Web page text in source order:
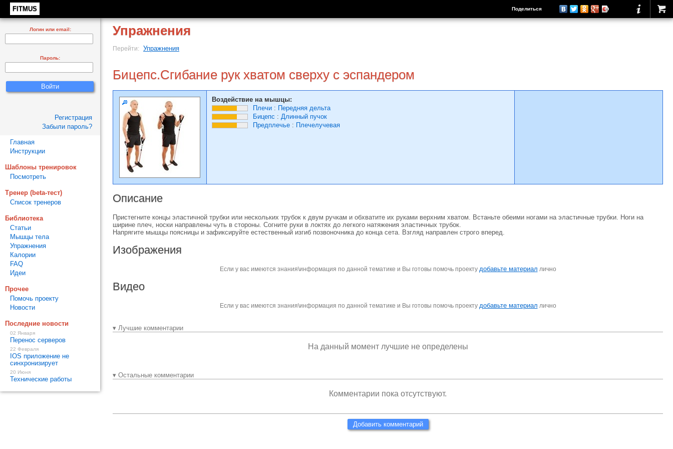
FITMUS Поделиться
Упражнения
Перейти: Упражнения
Бицепс.Сгибание рук хватом сверху с эспандером
Воздействие на мышцы:
Плечи : Передняя дельта
Бицепс : Длинный пучок
Предплечье : Плечелучевая
Описание
Пристегните концы эластичной трубки или нескольких трубок к двум ручкам и обхватите их руками верхним хватом. Встаньте обеими ногами на эластичные трубки. Ноги на
ширине плеч, носки направлены чуть в стороны. Согните руки в локтях до легкого натяжения эластичных трубок.
Напрягите мышцы поясницы и зафиксируйте естественный изгиб позвоночника до конца сета. Взгляд направлен строго вперед.
Изображения
Если у вас имеются знания\информация по данной тематике и Вы готовы помочь проекту добавьте материал лично
Видео
Если у вас имеются знания\информация по данной тематике и Вы готовы помочь проекту добавьте материал лично
▾ Лучшие комментарии
На данный момент лучшие не определены
▾ Остальные комментарии
Комментарии пока отсутствуют.
Добавить комментарий
Логин или email:
Пароль:
Регистрация
Забыли пароль?
Главная
Инструкции
Шаблоны тренировок
Посмотреть
Тренер (beta-тест)
Список тренеров
Библиотека
Статьи
Мышцы тела
Упражнения
Калории
FAQ
Идеи
Прочее
Помочь проекту
Новости
Последние новости
02 Января
Перенос серверов
22 Февраля
IOS приложение не
синхронизирует
20 Июня
Технические работы